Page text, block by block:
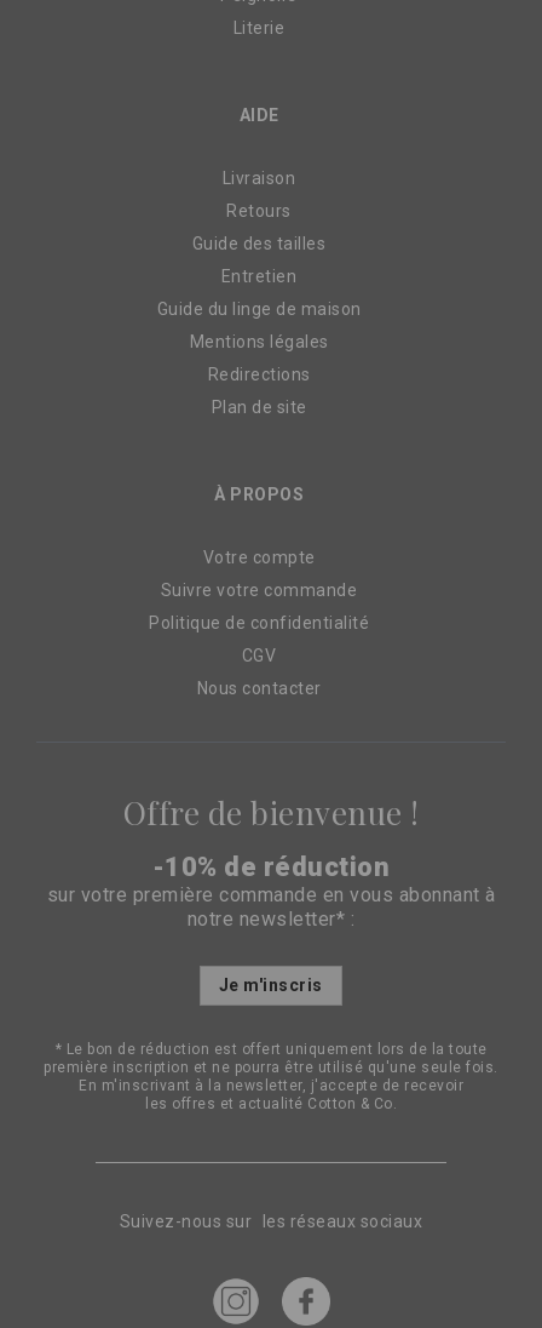
Literie
AIDE
Livraison
Retours
Guide des tailles
Entretien
Guide du linge de maison
Mentions légales
Redirections
Plan de site
À PROPOS
Votre compte
Suivre votre commande
Politique de confidentialité
CGV
Nous contacter
Suivez-nous sur les réseaux sociaux
Offre de bienvenue !
-10% de réduction
sur votre première commande en vous abonnant à
notre newsletter* :
Inscription
d’information
:
Je m'inscris
* Le bon de réduction est offert uniquement lors de la toute
première inscription et ne pourra être utilisé qu'une seule fois.
En m'inscrivant à la newsletter, j'accepte de recevoir
les offres et actualité Cotton & Co.